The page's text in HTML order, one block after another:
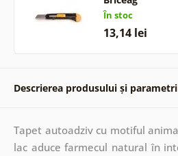
În stoc
13,14 lei
Descrierea produsului și
Tapet autoadziv cu motiful
lac aduce farmecul natural în